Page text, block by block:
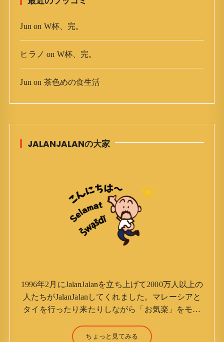
Jun on W杯、完。
ヒラノ on W杯、完。
Jun on 茶色めの食生活
JALANJALANの大家
1996年2月にJalanJalanを立ち上げて2000万人以上の
人たちがJalanJalanしてくれました。マレーシアと
タイを行ったり来たりしながら「お気楽」をモッ
（Jun Yamamori） 生年月日 ：1959年7月4日(61
ちょっと見てみる